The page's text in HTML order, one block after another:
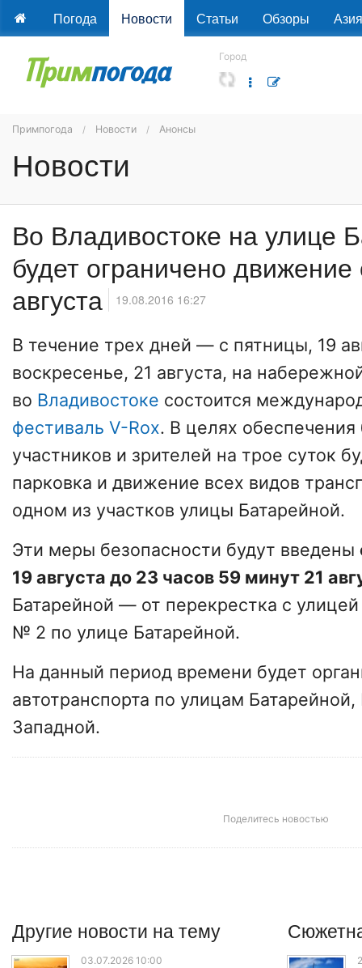
Погода Новости Статьи Обзоры Азия
Город
Примпогода Новости Анонсы
Новости
Во Владивостоке на улице
будет ограничено
августа
19.08.2016 16:27
В течение трех дней — с пятницы, 19
воскресенье, 21 августа, на
во Владивостоке состоится
фестиваль V-Rox. В целях обеспечения
участников и зрителей на трое суток
парковка и движение всех видов
одном из участков улицы Батарейной.
Эти меры безопасности будут введены
19 августа до 23 часов 59 минут 21
Батарейной — от перекрестка с
№ 2 по улице Батарейной.
На данный период времени будет
автотранспорта по улицам
Западной.
Поделитесь новостью
Другие новости на тему
03.07.2026 10:00